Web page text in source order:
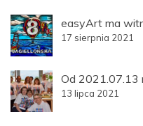
easyArt ma
17 sierpnia 2021
Od 2021.07.13
13 lipca 2021